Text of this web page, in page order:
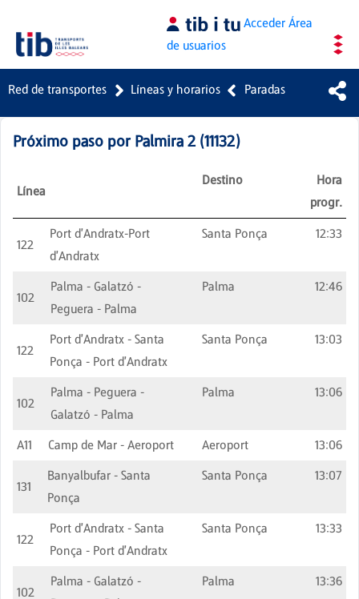
Saltar al contenido principal AccederÁrea
de usuarios
Red de transportes Líneas y horarios Paradas
Próximo paso por Palmira 2 (11132)
Línea
Destino
Hora
progr.
122
Port d'Andratx-Port
d'Andratx
Santa Ponça 12:33
102
Palma - Galatzó -
Peguera - Palma
Palma 12:46
122
Port d'Andratx - Santa
Ponça - Port d'Andratx
Santa Ponça 13:03
102
Palma - Peguera -
Galatzó - Palma
Palma 13:06
A11 Camp de Mar - Aeroport Aeroport 13:06
131
Banyalbufar - Santa
Ponça
Santa Ponça 13:07
122
Port d'Andratx - Santa
Ponça - Port d'Andratx
Santa Ponça 13:33
102
Palma - Galatzó -
Palma 13:36